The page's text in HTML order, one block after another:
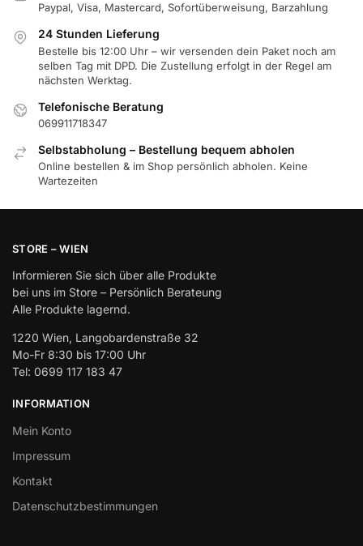
Paypal, Visa, Mastercard, Sofortüberweisung, Barzahlung
24 Stunden Lieferung
Bestelle bis 12:00 Uhr – wir versenden dein Paket noch am
selben Tag mit DPD. Die Zustellung erfolgt in der Regel am
nächsten Werktag.
Telefonische Beratung
069911718347
Selbstabholung – Bestellung bequem abholen
Online bestellen & im Shop persönlich abholen. Keine
Wartezeiten
STORE – WIEN
Informieren Sie sich über alle Produkte
bei uns im Store – Persönlich Berateung
Alle Produkte lagernd.
1220 Wien, Langobardenstraße 32
Mo-Fr 8:30 bis 17:00 Uhr
Tel: 0699 117 183 47
INFORMATION
Mein Konto
Impressum
Kontakt
Datenschutzbestimmungen